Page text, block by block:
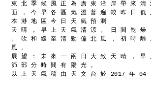
東 北 季 候 風 正 為 廣 東 沿 岸 帶 來 清
面 ， 今 早 各 區 氣 溫 普 遍 較 昨 日 低
本 港 地 區 今 日 天 氣 預 測
天 晴 ， 早 上 天 氣 清 涼 。 日 間 乾 燥
。 吹 和 緩 至 清 勁 偏 北 風 ， 初 時 離
風 。
展 望 ： 未 來 一 兩 日 大 致 天 晴 ， 早
節 部 分 時 間 有 陽 光 。
以 上 天 氣 稿 由 天 文 台 於 2017 年